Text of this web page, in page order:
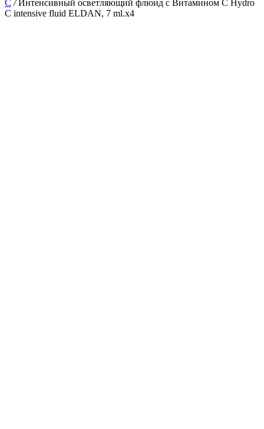
С / Интенсивный осветляющий флюид с Витамином С Hydro
C intensive fluid ELDAN, 7 ml.x4